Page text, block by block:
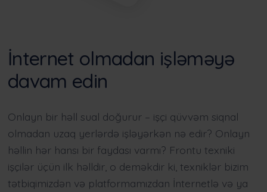
İnternet olmadan işləməyə
davam edin
Onlayn bir həll sual doğurur – işçi qüvvəm siqnal
olmadan uzaq yerlərdə işləyərkən nə edir? Onlayn
həllin hər hansı bir faydası varmı? Frontu texniki
işçilər üçün ilk həlldir, o deməkdir ki, texniklər bizim
tətbiqimizdən və platformamızdan İnternetlə və ya